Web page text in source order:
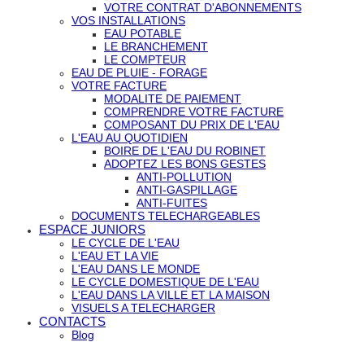
VOTRE CONTRAT D'ABONNEMENTS
VOS INSTALLATIONS
EAU POTABLE
LE BRANCHEMENT
LE COMPTEUR
EAU DE PLUIE - FORAGE
VOTRE FACTURE
MODALITE DE PAIEMENT
COMPRENDRE VOTRE FACTURE
COMPOSANT DU PRIX DE L'EAU
L'EAU AU QUOTIDIEN
BOIRE DE L'EAU DU ROBINET
ADOPTEZ LES BONS GESTES
ANTI-POLLUTION
ANTI-GASPILLAGE
ANTI-FUITES
DOCUMENTS TELECHARGEABLES
ESPACE JUNIORS
LE CYCLE DE L'EAU
L'EAU ET LA VIE
L'EAU DANS LE MONDE
LE CYCLE DOMESTIQUE DE L'EAU
L'EAU DANS LA VILLE ET LA MAISON
VISUELS A TELECHARGER
CONTACTS
Blog